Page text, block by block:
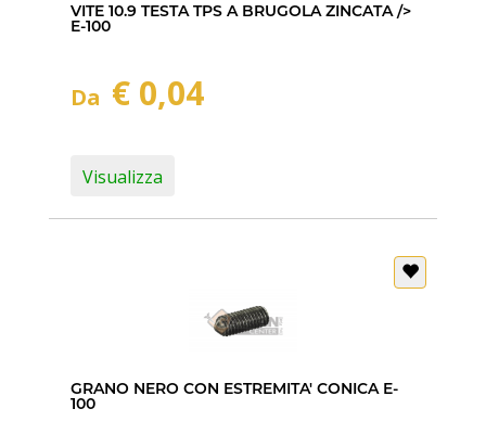
VITE 10.9 TESTA TPS A BRUGOLA ZINCATA />
E-100
Da € 0,04
Visualizza
GRANO NERO CON ESTREMITA' CONICA E-
100